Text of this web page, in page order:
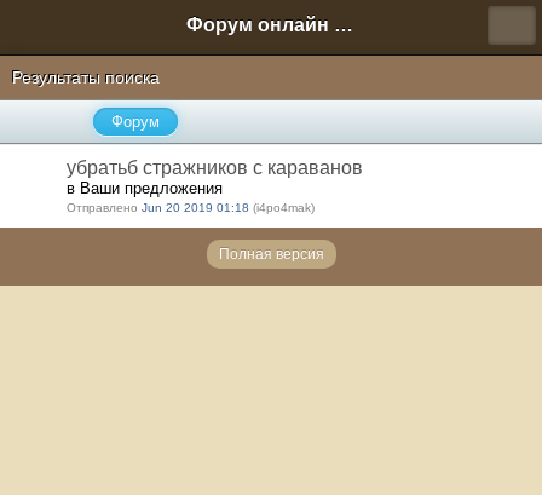
Форум онлайн игры "Новая Эра" (Нюра Биз)
Результаты поиска
Форум
убратьб стражников с караванов
в Ваши предложения
Отправлено Jun 20 2019 01:18 (i4po4mak)
Полная версия